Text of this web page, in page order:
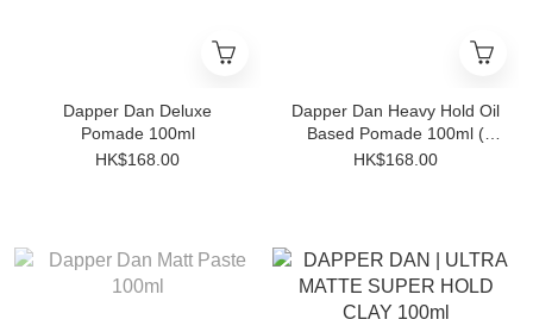
Dapper Dan Deluxe
Pomade 100ml
HK$168.00
Dapper Dan Heavy Hold Oil
Based Pomade 100ml (
Water Soluble )
HK$168.00